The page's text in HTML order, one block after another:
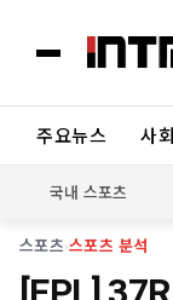
주요뉴스 사회
국내 스포츠
스포츠›스포츠 분석